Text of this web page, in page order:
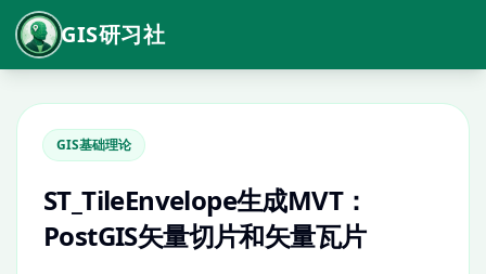
GIS研习社
GIS基础理论
ST_TileEnvelope生成MVT：
PostGIS矢量切片和矢量瓦片